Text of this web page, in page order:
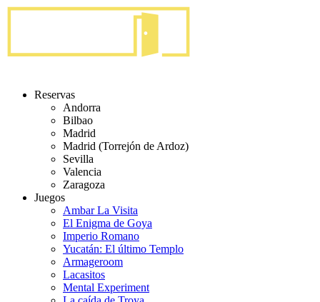
Reservas
Andorra
Bilbao
Madrid
Madrid (Torrejón de Ardoz)
Sevilla
Valencia
Zaragoza
Juegos
Ambar La Visita
El Enigma de Goya
Imperio Romano
Yucatán: El último Templo
Armageroom
Lacasitos
Mental Experiment